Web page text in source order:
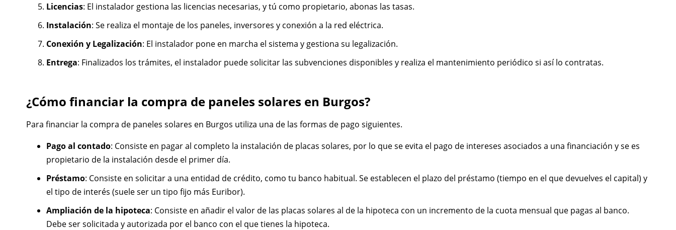
Licencias: El instalador gestiona las licencias necesarias, y tú como propietario, abonas las tasas.
Instalación: Se realiza el montaje de los paneles, inversores y conexión a la red eléctrica.
Conexión y Legalización: El instalador pone en marcha el sistema y gestiona su legalización.
Entrega: Finalizados los trámites, el instalador puede solicitar las subvenciones disponibles y realiza el mantenimiento periódico si así lo contratas.
¿Cómo financiar la compra de paneles solares en Burgos?
Para financiar la compra de paneles solares en Burgos utiliza una de las formas de pago siguientes.
Pago al contado: Consiste en pagar al completo la instalación de placas solares, por lo que se evita el pago de intereses asociados a una financiación y se es
propietario de la instalación desde el primer día.
Préstamo: Consiste en solicitar a una entidad de crédito, como tu banco habitual. Se establecen el plazo del préstamo (tiempo en el que devuelves el capital) y
el tipo de interés (suele ser un tipo fijo más Euribor).
Ampliación de la hipoteca: Consiste en añadir el valor de las placas solares al de la hipoteca con un incremento de la cuota mensual que pagas al banco.
Debe ser solicitada y autorizada por el banco con el que tienes la hipoteca.